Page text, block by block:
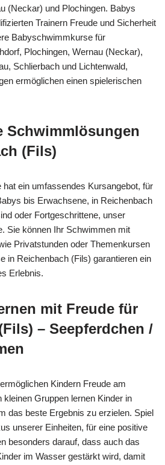
(Neckar) und Plochingen. Babys
Trainern Freude und Sicherheit
Babyschwimmkurse für
Plochingen, Wernau (Neckar),
Schlierbach und Lichtenwald,
ermöglichen einen spielerischen
Schwimmlösungen
(Fils)
ein umfassendes Kursangebot, für
bis Erwachsene, in Reichenbach
oder Fortgeschrittene, unser
Sie können Ihr Schwimmen mit
Privatstunden oder Themenkursen
in Reichenbach (Fils) garantieren ein
Erlebnis.
mit Freude für
– Seepferdchen /
Kindern Freude am
Gruppen lernen Kinder in
das beste Ergebnis zu erzielen. Spiel
unserer Einheiten, für eine positive
besonders darauf, dass auch das
im Wasser gestärkt wird, damit